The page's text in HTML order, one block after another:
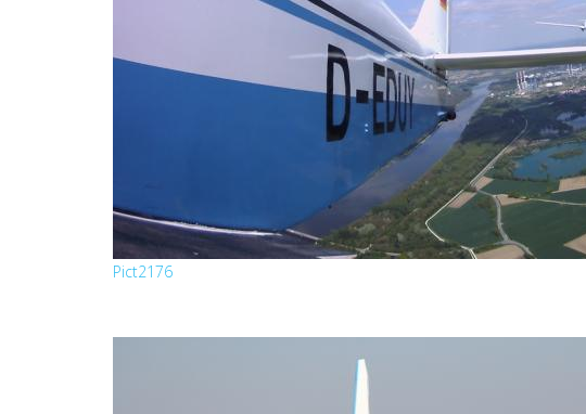
Pict2176